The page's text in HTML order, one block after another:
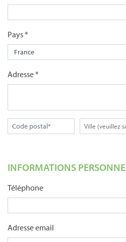
Pays *
Adresse *
INFORMATIONS
Téléphone
Adresse email